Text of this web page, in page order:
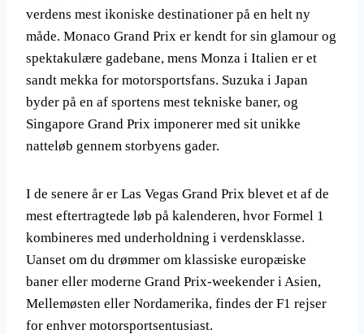
verdens mest ikoniske destinationer på en helt ny
måde. Monaco Grand Prix er kendt for sin glamour og
spektakulære gadebane, mens Monza i Italien er et
sandt mekka for motorsportsfans. Suzuka i Japan
byder på en af sportens mest tekniske baner, og
Singapore Grand Prix imponerer med sit unikke
natteløb gennem storbyens gader.
I de senere år er Las Vegas Grand Prix blevet et af de
mest eftertragtede løb på kalenderen, hvor Formel 1
kombineres med underholdning i verdensklasse.
Uanset om du drømmer om klassiske europæiske
baner eller moderne Grand Prix-weekender i Asien,
Mellemøsten eller Nordamerika, findes der F1 rejser
for enhver motorsportsentusiast.